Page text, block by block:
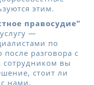
этим.
правосудие”
—
по
разговора с
вы
стоит ли
нами.